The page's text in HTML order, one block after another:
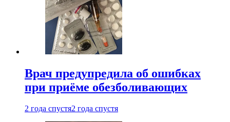
Врач предупредила об ошибках
при приëме обезболивающих
2 года спустя2 года спустя